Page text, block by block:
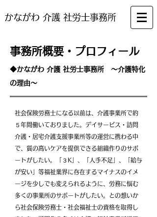
かながわ 介護 社労士事務所
事務所概要・プロフィール
◆かながわ 介護 社労士事務所 ～介護特化
の理由～
社会保険労務士になる以前は、介護事業所で約
５年間働いておりました。デイサービス・訪問
介護・居宅介護支援事業所等の運営に携わる中
で、質の高いケアを提供できる組織作りのサポ
ートがしたい。「３K」、
「人手不足」、「給与
が安い」等福祉業界に存在するマイナスのイメ
ージを少しでも変えられるように、労務に悩む
多くの事業所のサポートがしたい。との想いか
ら社会保険労務士・社会福祉士の資格を取得し